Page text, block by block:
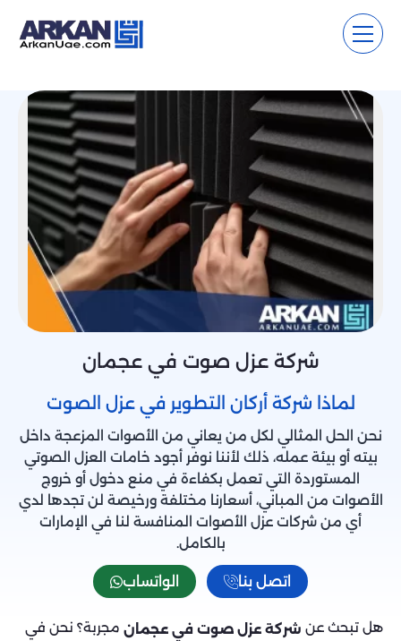
شركة عزل صوت في عجمان
لماذا شركة أركان التطوير في عزل الصوت
نحن الحل المثالي لكل من يعاني من الأصوات المزعجة داخل
بيته أو بيئة عمله، ذلك لأننا نوفر أجود خامات العزل الصوتي
المستوردة التي تعمل بكفاءة في منع دخول أو خروج
الأصوات من المباني، أسعارنا مختلفة ورخيصة لن تجدها لدي
أي من شركات عزل الأصوات المنافسة لنا في الإمارات
بالكامل.
اتصل بنا الواتساب
هل تبحث عن شركة عزل صوت في عجمان مجربة؟ نحن في